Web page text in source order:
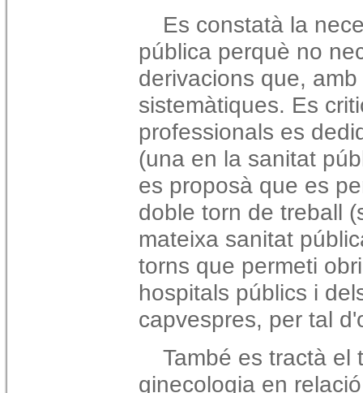
Es constatà la
pública perquè no
derivacions que,
sistemàtiques. Es
professionals es
(una en la sanitat
es proposà que es
doble torn de treball
mateixa sanitat
torns que permeti
hospitals públics i
capvespres, per tal
També es tractà el
ginecologia en